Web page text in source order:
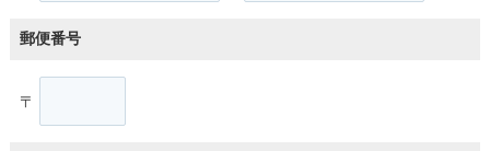
郵便番号
〒